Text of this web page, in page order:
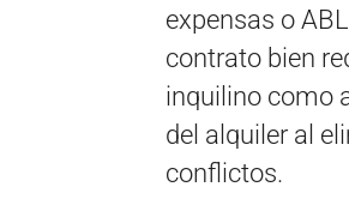
expensas o
contrato bien
inquilino como
del alquiler al
conflictos.